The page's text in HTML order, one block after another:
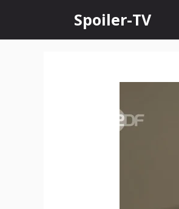
content
Spoiler-TV